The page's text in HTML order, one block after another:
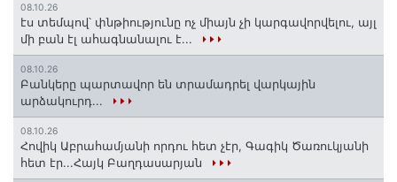
08.10.26
էս տեմպով՝ փնթիությունը ոչ միայն չի կարգավորվելու, այլ
մի բան էլ ահագնանալու է...
08.10.26
Բանկերը պարտավոր են տրամադրել վարկային
արձակուրդ...
08.10.26
Հովիկ Աբրահամյանի որդու հետ չէր, Գագիկ Ծառուկյանի
հետ էր...Հայկ Բաղդասարյան